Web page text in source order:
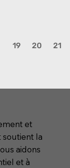
19 20 21
et
soutient la
aidons
et à